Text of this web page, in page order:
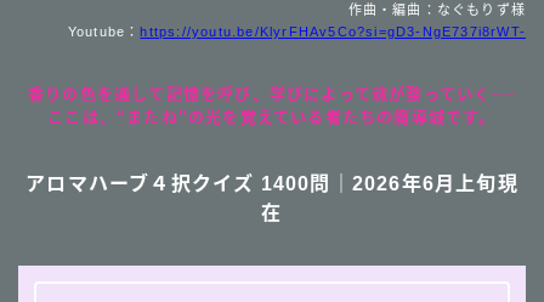
作曲・編曲：なぐもりず様
Youtube：https://youtu.be/KlyrFHAv5Co?si=gD3-NgE737i8rWT-
香りの色を通して記憶を呼び、学びによって魂が整っていく──
ここは、“またね”の光を覚えている者たちの魔導城です。
アロマハーブ４択クイズ 1400問｜2026年6月上旬現
在